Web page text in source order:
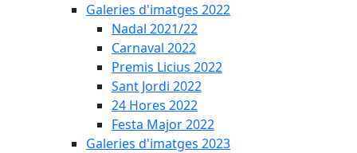
Galeries d'imatges 2022
Nadal 2021/22
Carnaval 2022
Premis Licius 2022
Sant Jordi 2022
24 Hores 2022
Festa Major 2022
Galeries d'imatges 2023